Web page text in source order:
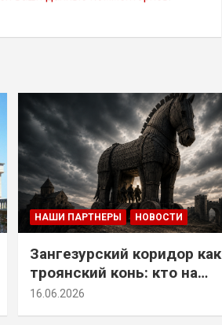
НАШИ ПАРТНЕРЫ НОВОСТИ
Зангезурский коридор как
троянский конь: кто на
самом деле осваивает юг
16.06.2026